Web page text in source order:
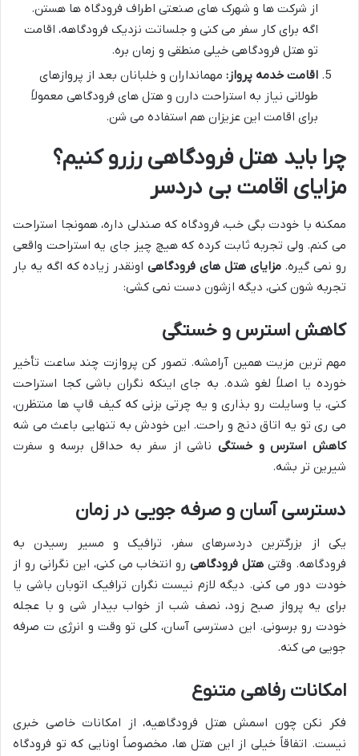
از شرکت ها و شهرک های صنعتی اطراف فرودگاه ها هستن.
اگه برای کار سفر می کنی و جلساتت نزدیک فرودگاهه، اقامت
تو هتل فرودگاهی خیلی منطقی و زمان بره.
اقامت خدمه پرواز: مهمانداران و خلبانان بعد از پروازهای
طولانی نیاز به استراحت دارن و هتل های فرودگاهی معمولاً
برای اقامت این عزیزان هم استفاده می شن.
چرا باید هتل فرودگاهی رزرو کنیم؟
مزایای اقامت بی دردسر
ممکنه با خودت بگی خب، فرودگاه که صندلی داره، همونجا استراحت
می کنم. ولی تجربه ثابت کرده که هیچ چیز جای یه استراحت واقعی
رو نمی گیره.مزایای هتل های فرودگاهی اونقدر زیاده که اگه یه بار
تجربه شون کنی، دیگه ازشون دست نمی کشی:
کاهش استرس و خستگی
مهم ترین مزیت همین آرامشه. تصور کن پروازت چند ساعت تأخیر
خورده یا اصلاً لغو شده. به جای اینکه نگران باشی کجا استراحت
کنی، یا وسایلت رو بذاری و یه چرتی بزنی که کیف قاپ ها منتظرن،
می ری تو یه اتاق دنج و راحت. این خودش به تنهایی باعث می شه
کاهش استرس و خستگیناشی از سفر به حداقل برسه و سفرت
شیرین تر بشه.
دسترسی آسان و صرفه جویی در زمان
یکی از بزرگترین دردسرهای سفر، ترافیک و مسیر رسیدن به
فرودگاهه. وقتی هتل فرودگاهیرو انتخاب می کنی، این نگرانی رو از
خودت دور می کنی. دیگه لازم نیست نگران ترافیک اتوبان باشی یا
برای یه پرواز صبح زود، نصف شب از خواب بیدار شی و با عجله
خودت رو برسونی. این دسترسی آسان، کلی تو وقت و انرژی ت صرفه
جویی می کنه.
امکانات رفاهی متنوع
فکر نکن چون اسمش هتل فرودگاهیه، از امکانات خاصی خبری
نیست. اتفاقاً خیلی از این هتل ها، مخصوصاً اونایی که تو فرودگاه